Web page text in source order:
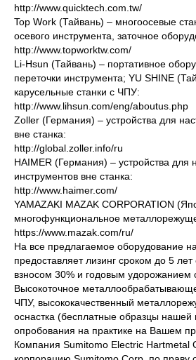
http://www.quicktech.com.tw/
Top Work (Тайвань) – многоосевые
осевого инструмента, заточное
http://www.topworktw.com/
Li-Hsun (Тайвань) – портативное
переточки инструмента; YU SHINE
карусельные станки с ЧПУ:
http://www.lihsun.com/eng/aboutus.php
Zoller (Германия) – устройства для
вне станка:
http://global.zoller.info/ru
HAIMER (Германия) – устройства для
инструментов вне станка:
http://www.haimer.com/
YAMAZAKI MAZAK CORPORATION
многофункциональное
https://www.mazak.com/ru/
На все предлагаемое оборудование
предоставляет лизинг сроком до 5
взносом 30% и годовым удорожанием
Высокоточное
ЧПУ, высококачественный
оснастка (бесплатные образцы нашей
опробования на практике на Вашем
Компания Sumitomo Electric Hartmetal